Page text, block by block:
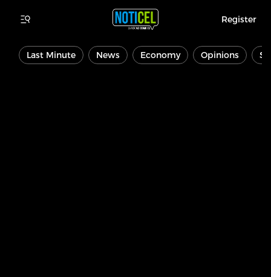
Register
Last Minute News Economy Opinions